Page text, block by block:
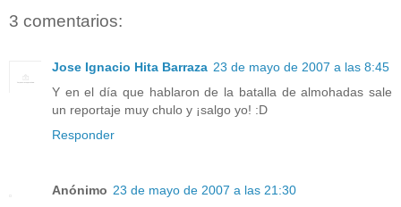
3 comentarios:
Jose Ignacio Hita Barraza 23 de mayo de 2007 a las 8:45
Y en el día que hablaron de la batalla de almohadas sale
un reportaje muy chulo y ¡salgo yo! :D
Responder
Anónimo 23 de mayo de 2007 a las 21:30